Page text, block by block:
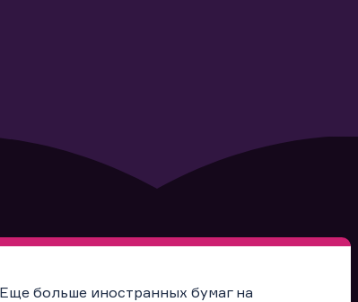
Еще больше иностранных бумаг на